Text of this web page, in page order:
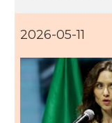
2026-05-11